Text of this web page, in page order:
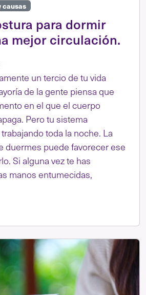
causas
para dormir
mejor circulación.
un tercio de tu vida
de la gente piensa que
en el que el cuerpo
Pero tu sistema
toda la noche. La
duermes puede favorecer ese
Si alguna vez te has
manos entumecidas,